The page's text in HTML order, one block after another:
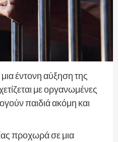
έντονη αύξηση της
με οργανωμένες
παιδιά ακόμη και
προχωρά σε μια